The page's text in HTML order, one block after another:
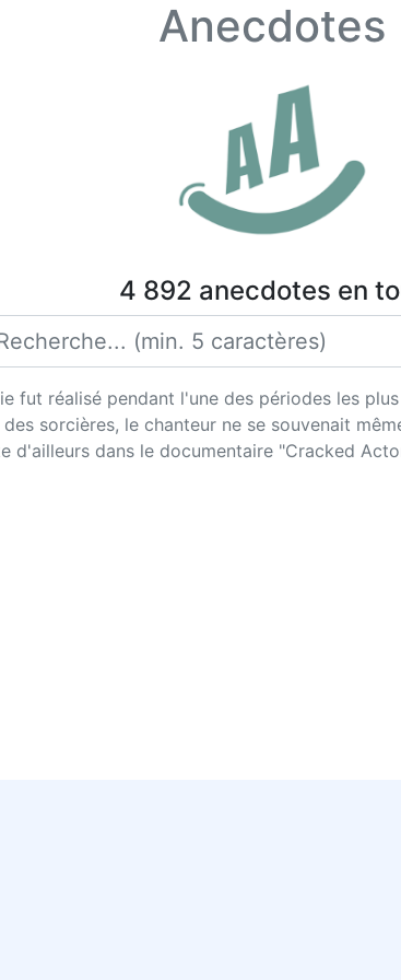
Anecdotes
4 892 anecdotes en
fut réalisé pendant l'une des périodes les
sorcières, le chanteur ne se souvenait
d'ailleurs dans le documentaire "Cracked